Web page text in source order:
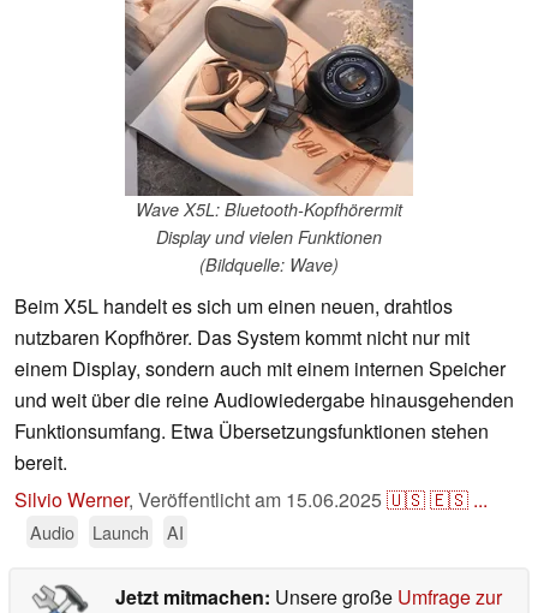
Wave X5L: Bluetooth-Kopfhörermit
Display und vielen Funktionen
(Bildquelle: Wave)
Beim X5L handelt es sich um einen neuen, drahtlos
nutzbaren Kopfhörer. Das System kommt nicht nur mit
einem Display, sondern auch mit einem internen Speicher
und weit über die reine Audiowiedergabe hinausgehenden
Funktionsumfang. Etwa Übersetzungsfunktionen stehen
bereit.
Silvio Werner, Veröffentlicht am 15.06.2025🇺🇸🇪🇸 ...
Audio Launch AI
Jetzt mitmachen: Unsere große Umfrage zur